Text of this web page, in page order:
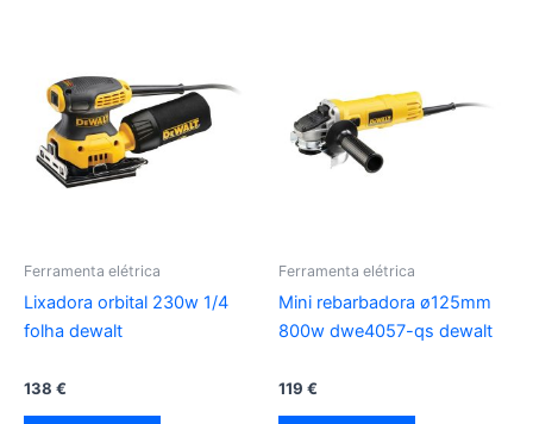
Ferramenta elétrica
Lixadora orbital 230w 1/4
folha dewalt
138 €
Ferramenta elétrica
Mini rebarbadora ø125mm
800w dwe4057-qs dewalt
119 €